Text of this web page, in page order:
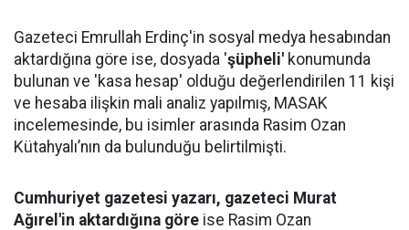
Gazeteci Emrullah Erdinç'in sosyal medya hesabından
aktardığına göre ise, dosyada 'şüpheli' konumunda
bulunan ve 'kasa hesap' olduğu değerlendirilen 11 kişi
ve hesaba ilişkin mali analiz yapılmış, MASAK
incelemesinde, bu isimler arasında Rasim Ozan
Kütahyalı’nın da bulunduğu belirtilmişti.
Cumhuriyet gazetesi yazarı, gazeteci Murat
Ağırel'in aktardığına göre ise Rasim Ozan